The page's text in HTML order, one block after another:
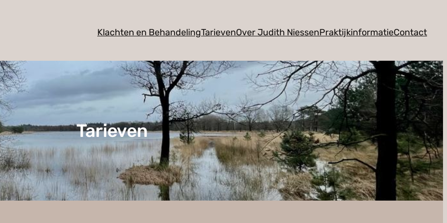
Klachten en BehandelingTarievenOver Judith NiessenPraktijkinformatieContact
Tarieven